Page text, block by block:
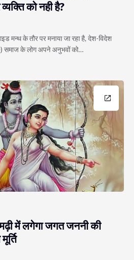
को नही है?
मन्थ के तौर पर मनाया जा रहा है, देश-विदेश
समाज के लोग अपने अनुभवों को…
में लगेगा जगत जननी की